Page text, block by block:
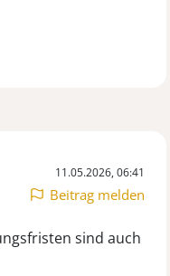
11.05.2026, 06:41
Beitrag melden
sind auch